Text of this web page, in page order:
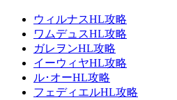
ウィルナスHL攻略
ワムデュスHL攻略
ガレヲンHL攻略
イーウィヤHL攻略
ル･オーHL攻略
フェディエルHL攻略